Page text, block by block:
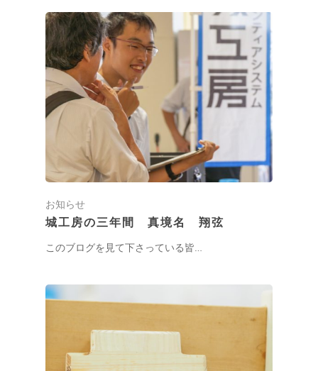
お知らせ
城工房の三年間 真境名 翔弦
このブログを見て下さっている皆…